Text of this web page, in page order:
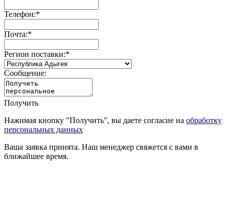
Телефон:*
Почта:*
Регион поставки:*
Сообщение:
Получить
Нажимая кнопку "Получить", вы даете согласие на обработку
персональных данных
Ваша заявка принята. Наш менеджер свяжется с вами в
ближайшее время.